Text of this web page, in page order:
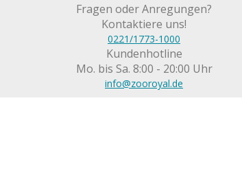
Fragen oder Anregungen?
Kontaktiere uns!
0221/1773-1000
Kundenhotline
Mo. bis Sa. 8:00 - 20:00 Uhr
info@zooroyal.de